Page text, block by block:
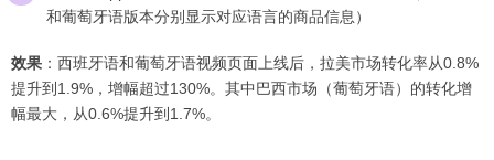
和葡萄牙语版本分别显示对应语言的商品信息）
效果 ：西班牙语和葡萄牙语视频页面上线后，拉美市场转化率从0.8%
提升到1.9%，增幅超过130%。其中巴西市场（葡萄牙语）的转化增
幅最大，从0.6%提升到1.7%。